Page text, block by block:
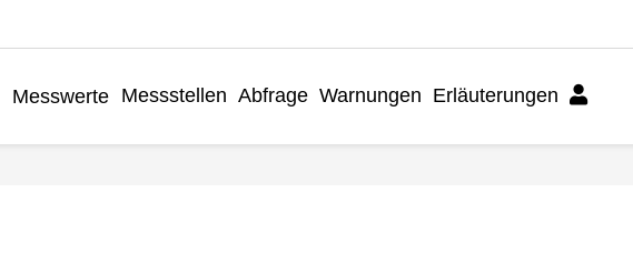
Messwerte Messstellen Abfrage Warnungen Erläuterungen